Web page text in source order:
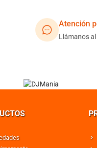
Atención
Llámanos